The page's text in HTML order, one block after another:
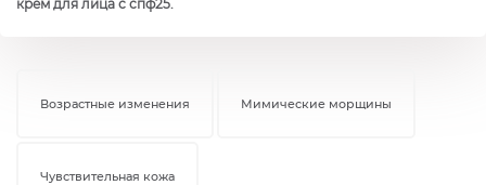
крем для лица с спф25.
Возрастные изменения Мимические морщины
Чувствительная кожа